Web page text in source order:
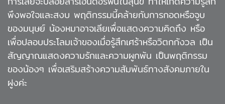
พึงพอใจและสงบ พฤติกรรมนี้คล้ายกับการกอดหรือจูบ
ของมนุษย์ น้องหมาอาจเลียเพื่อแสดงความคิดถึง หรือ
เพื่อปลอบประโลมเจ้าของเมื่อรู้สึกเศร้าหรือวิตกกังวล เป็น
สัญญาณแสดงความรักและความผูกพัน เป็นพฤติกรรม
ของน้องๆ เพื่อเสริมสร้างความสัมพันธ์ทางสังคมภายใน
ฝูงค่ะ